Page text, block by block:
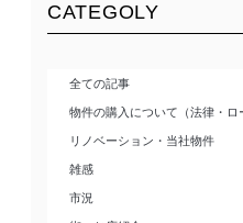
CATEGOLY
全ての記事
物件の購入について（法律・ロ
リノベーション・当社物件
雑感
市況